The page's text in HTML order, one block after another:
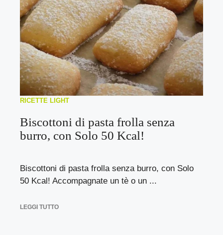
RICETTE LIGHT
Biscottoni di pasta frolla senza
burro, con Solo 50 Kcal!
Biscottoni di pasta frolla senza burro, con Solo
50 Kcal! Accompagnate un tè o un ...
LEGGI TUTTO